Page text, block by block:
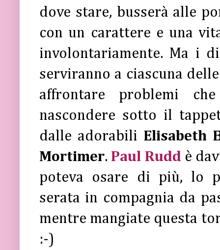
dove stare, busserà alle
con un carattere e una
involontariamente. Ma i
serviranno a ciascuna
affrontare problemi
nascondere sotto il
dalle adorabili Elisabeth
Mortimer. Paul Rudd è
poteva osare di più, lo
serata in compagnia da
mentre mangiate questa
:-)